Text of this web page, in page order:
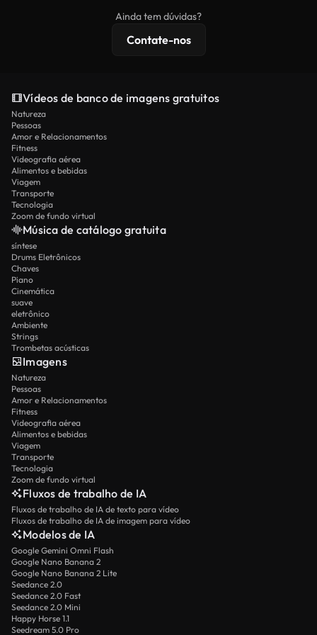
licenciamento estendidas.
Ainda tem dúvidas?
Contate-nos
Vídeos de banco de imagens gratuitos
Natureza
Pessoas
Amor e Relacionamentos
Fitness
Videografia aérea
Alimentos e bebidas
Viagem
Transporte
Tecnologia
Zoom de fundo virtual
Música de catálogo gratuita
síntese
Drums Eletrônicos
Chaves
Piano
Cinemática
suave
eletrônico
Ambiente
Strings
Trombetas acústicas
Imagens
Natureza
Pessoas
Amor e Relacionamentos
Fitness
Videografia aérea
Alimentos e bebidas
Viagem
Transporte
Tecnologia
Zoom de fundo virtual
Fluxos de trabalho de IA
Fluxos de trabalho de IA de texto para vídeo
Fluxos de trabalho de IA de imagem para vídeo
Modelos de IA
Google Gemini Omni Flash
Google Nano Banana 2
Google Nano Banana 2 Lite
Seedance 2.0
Seedance 2.0 Fast
Seedance 2.0 Mini
Happy Horse 1.1
Seedream 5.0 Pro